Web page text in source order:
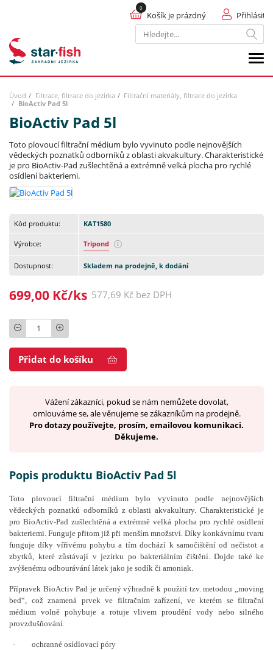
Hledat
Přihlásit
Košík je prázdný
Úvod Filtrace, filtrace do jezírka
Filtrační materiály, filtrace do jezírka
BioActiv Pad 5l
BioActiv Pad 5l
Toto plovoucí filtrační médium bylo vyvinuto podle nejnovějších
vědeckých poznatků odborníků z oblasti akvakultury. Charakteristické
je pro BioActiv-Pad zušlechtěná a extrémně velká plocha pro rychlé
osídlení bakteriemi.
Kód produktu: KAT1580
Výrobce: Tripond
Dostupnost: Skladem na prodejně, k dodání
699,00 Kč/ks 577,69 Kč bez DPH
Počet
Přidat do košíku
Vážení zákazníci, pokud se nám nemůžete dovolat,
omlouváme se, ale věnujeme se zákazníkům na prodejně.
Pro dotazy používejte, prosím, emailovou komunikaci.
Děkujeme.
Popis produktu BioActiv Pad 5l
Toto plovoucí filtrační médium bylo vyvinuto podle nejnovějších
vědeckých poznatků odborníků z oblasti akvakultury. Charakteristické je
pro BioActiv-Pad zušlechtěná a extrémně velká plocha pro rychlé osídlení
bakteriemi. Funguje přitom již při menším množství. Díky konkávnímu tvaru
funguje díky vířivému pohybu a tím dochází k samočištění od nečistot a
zbytků, které zůstávají v jezírku po bakteriálním čištění. Dojde také ke
zvýšenému odbourávání látek jako je sodík či amoniak.
Přípravek BioActiv Pad je určený výhradně k použití tzv. metodou „moving
bed“, což znamená prvek ve filtračním zařízení, ve kterém se filtrační
médium volně pohybuje a rotuje vlivem proudění vody nebo silného
provzdušňování.
·
ochranné osídlovací póry